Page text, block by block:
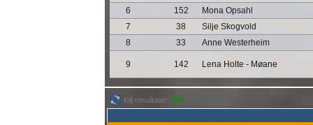
6
152
Mona Opsahl
7
38
Silje Skogvold
8
33 Anne Westerheim
9 142 Lena Holte - Møane
följ resultater: ON